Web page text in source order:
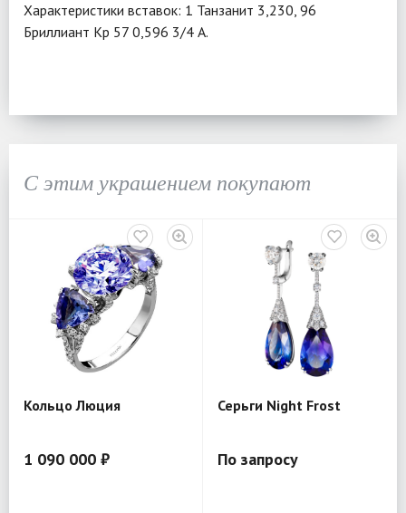
Характеристики вставок: 1 Танзанит 3,230, 96
Бриллиант Кр 57 0,596 3/4 А.
С этим украшением покупают
Кольцо Люция
1 090 000 ₽
Серьги Night Frost
По запросу